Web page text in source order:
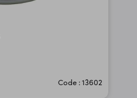
Code : 13602